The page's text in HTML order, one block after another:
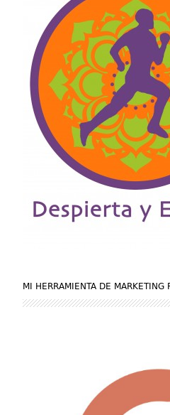
MI HERRAMIENTA DE MARKETING